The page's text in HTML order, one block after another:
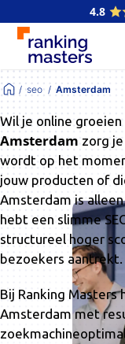
4.8
seo Amsterdam
Wil je online
Amsterdam zorg
wordt op het
jouw producten of
Amsterdam is
hebt een slimme
structureel hoger
bezoekers aantrekt.
Bij Ranking Masters
Amsterdam met